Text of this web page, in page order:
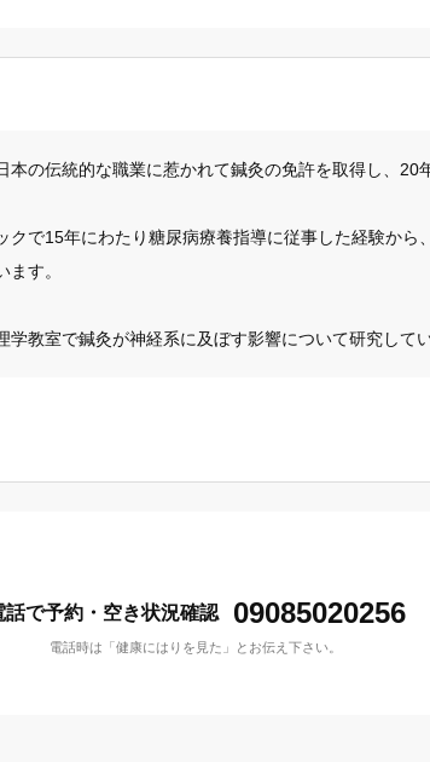
本の伝統的な職業に惹かれて鍼灸の免許を取得し、20
クで15年にわたり糖尿病療養指導に従事した経験か
す。
学教室で鍼灸が神経系に及ぼす影響について研究してい
話で予約・空き状況確認 09085020256
電話時は「健康にはりを見た」とお伝え下さい。